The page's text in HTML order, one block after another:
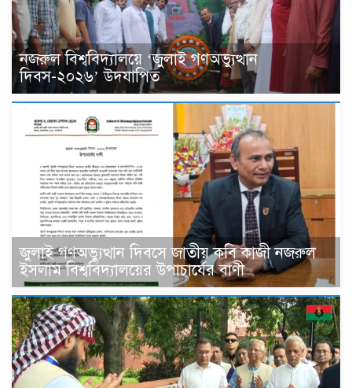
নজরুল বিশ্ববিদ্যালয়ে ‘জুলাই গণঅভ্যুত্থান
দিবস-২০২৬’ উদযাপিত
জুলাই গণঅভ্যুত্থান দিবসে জাতীয় কবি কাজী নজরুল
ইসলাম বিশ্ববিদ্যালয়ের উপাচার্যের বাণী